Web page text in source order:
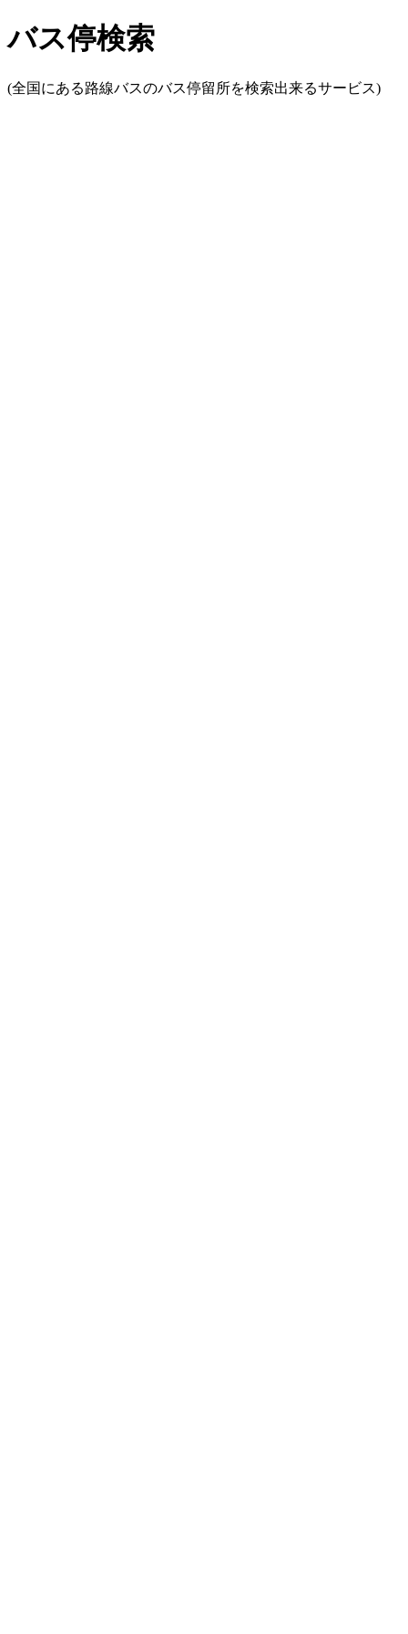
バス停検索
(全国にある路線バスのバス停留所を検索出来るサービス)